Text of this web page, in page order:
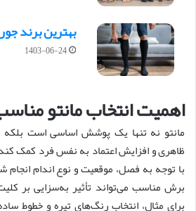
بهترین برند
1403-06-24
اهمیت انتخاب مانتو
مانتو نه تنها یک پوشش اساسی است بلکه
ظاهری و افزایش اعتماد به نفس فرد کمک
با توجه به فصل، موقعیت و نوع اندام انجام
برش مناسب می‌تواند تأثیر به‌سزایی بر
برای مثال، انتخاب رنگ‌های تیره و خطوط